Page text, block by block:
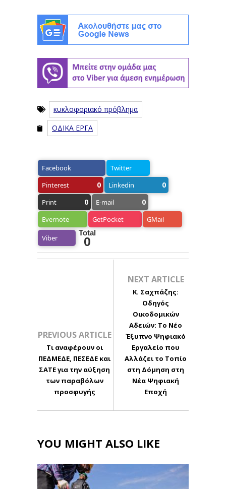
κυκλοφοριακό πρόβλημα
ΟΔΙΚΑ ΕΡΓΑ
Facebook
Twitter
Pinterest
0 Linkedin 0
Print 0 E-mail 0
Evernote GetPocket GMail
Viber
Total
0
PREVIOUS ARTICLE
Τι αναφέρουν οι
ΠΕΔΜΕΔΕ, ΠΕΣΕΔΕ και
ΣΑΤΕ για την αύξηση
των παραβόλων
προσφυγής
NEXT ARTICLE
Κ. Σαχπάζης:
Οδηγός
Οικοδομικών
Αδειών: Το Νέο
Έξυπνο Ψηφιακό
Εργαλείο που
Αλλάζει το Τοπίο
στη Δόμηση στη
Νέα Ψηφιακή
Εποχή
YOU MIGHT ALSO LIKE